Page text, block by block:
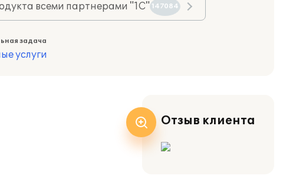
всеми партнерами "1С" 147084
задача
услуги
Отзыв клиента